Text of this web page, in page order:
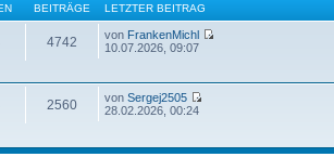
BEITRÄGE LETZTER BEITRAG
4742 von FrankenMichl
10.07.2026, 09:07
2560 von Sergej2505
28.02.2026, 00:24